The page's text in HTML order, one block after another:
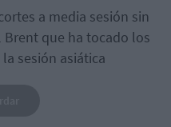
a media sesión sin
que ha tocado los
sesión asiática